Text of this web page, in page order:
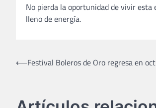
No pierda la oportunidad de vivir
lleno de energía.
Navegación
⟵Festival Boleros de Oro regresa en